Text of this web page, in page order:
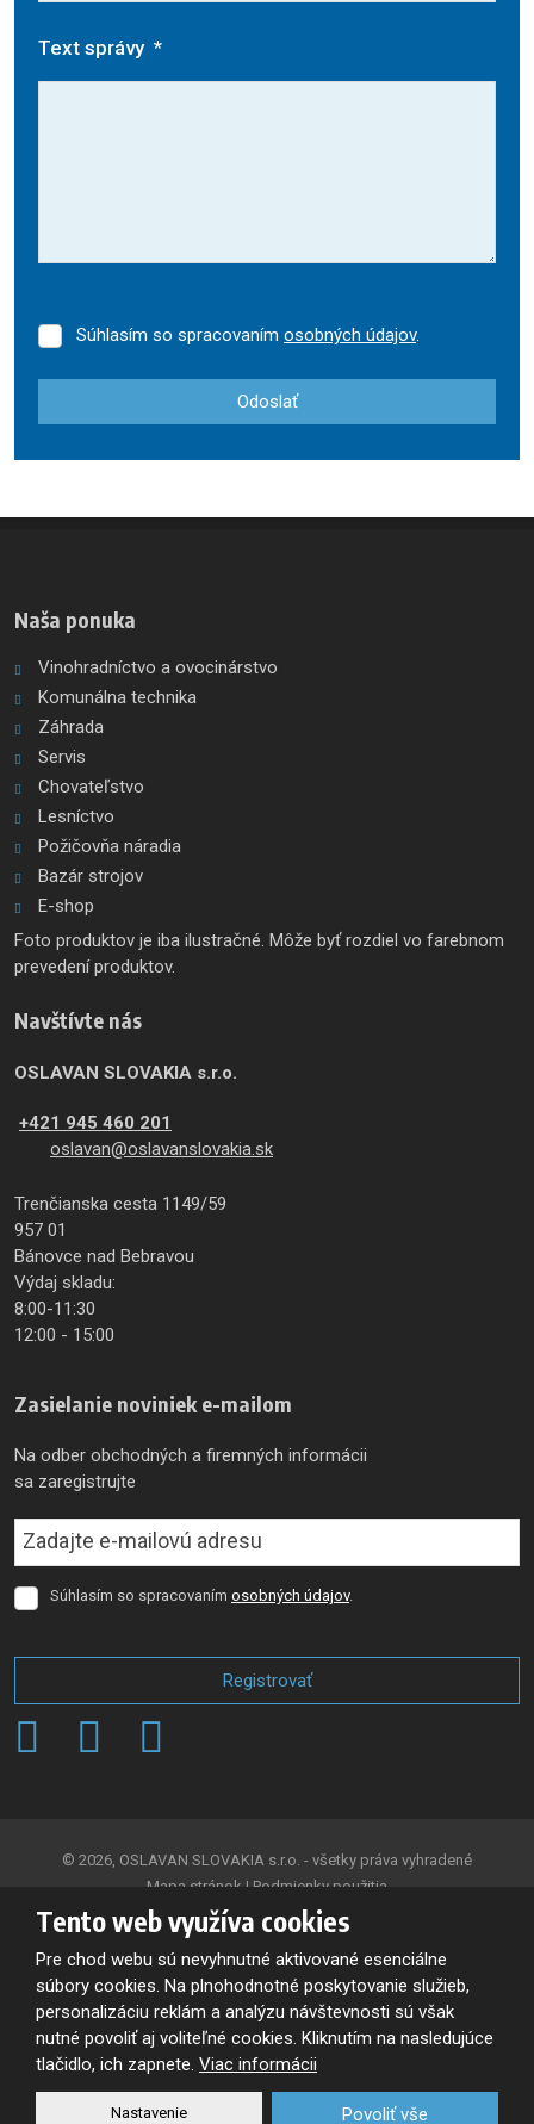
Text správy *
Súhlasím
spracovaním
Súhlasím so spracovaním osobných údajov.
Odoslať
nepodarilo
Naša ponuka
Vinohradníctvo a ovocinárstvo
Komunálna technika
Záhrada
Servis
Chovateľstvo
Lesníctvo
Požičovňa náradia
Bazár strojov
E-shop
Foto produktov je iba ilustračné. Môže byť rozdiel vo farebnom
prevedení produktov.
Navštívte nás
OSLAVAN SLOVAKIA s.r.o.
+421 945 460 201
oslavan@oslavanslovakia.sk
Trenčianska cesta 1149/59
957 01
Bánovce nad Bebravou
Výdaj skladu:
8:00-11:30
12:00 - 15:00
Zasielanie noviniek e-mailom
Na odber obchodných a firemných informácii
sa zaregistrujte
Súhlasím
osobných
Súhlasím so spracovaním osobných údajov.
Registrovať
Formulár
© 2026, OSLAVAN SLOVAKIA s.r.o. - všetky práva vyhradené
Mapa stránok | Podmienky použitia
VYTVORILA
Tento web je chránený pomocou Google reCAPTCHA, a platia pre
neho
Zásady ochrany osobných údajov a
Tento web využíva cookies
Pre chod webu sú nevyhnutné aktivované esenciálne
súbory cookies. Na plnohodnotné poskytovanie služieb,
personalizáciu reklám a analýzu návštevnosti sú však
nutné povoliť aj voliteľné cookies. Kliknutím na nasledujúce
tlačidlo, ich zapnete. Viac informácii
Nastavenie Povoliť vše